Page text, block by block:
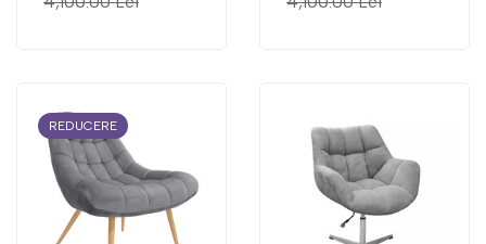
REDUCERE